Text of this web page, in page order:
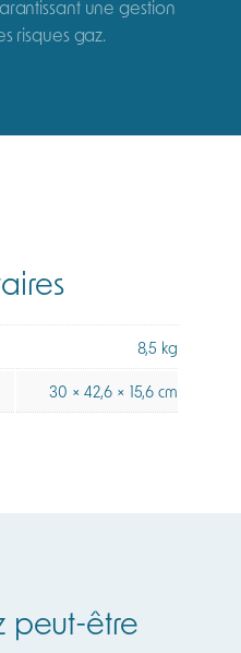
une gestion
risques gaz.
8,5 kg
30 × 42,6 × 15,6 cm
peut-être